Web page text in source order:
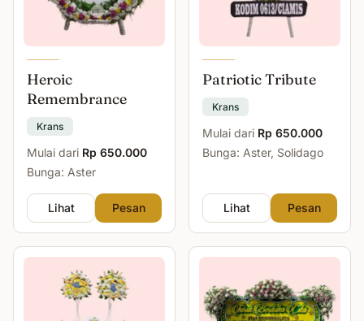
Heroic
Remembrance
Krans
Mulai dari Rp 650.000
Bunga: Aster
Lihat Pesan
Patriotic Tribute
Krans
Mulai dari Rp 650.000
Bunga: Aster, Solidago
Lihat Pesan